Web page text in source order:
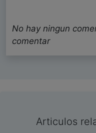
No hay ningun
comentar
Articulos